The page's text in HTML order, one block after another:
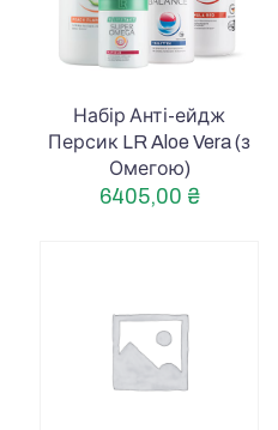
Набір Анті-ейдж
Персик LR Aloe Vera (з
Омегою)
6405,00 ₴